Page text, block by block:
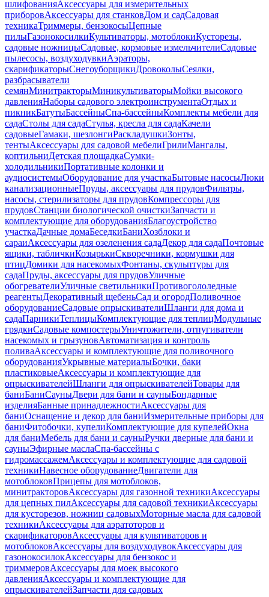
шлифованияАксессуары для измерительных
приборовАксессуары для станковДом и садСадовая
техникаТриммеры, бензокосыЦепные
пилыГазонокосилкиКультиваторы, мотоблокиКусторезы,
садовые ножницыСадовые, кормовые измельчителиСадовые
пылесосы, воздуходувкиАэраторы,
скарификаторыСнегоуборщикиДровоколыСеялки,
разбрасыватели
семянМинитракторыМиникультиваторыМойки высокого
давленияНаборы садового электроинструментаОтдых и
пикникБатутыБассейныСпа-бассейныКомплекты мебели для
садаСтолы для садаСтулья, кресла для садаКачели
садовыеГамаки, шезлонгиРаскладушкиЗонты,
тентыАксессуары для садовой мебелиГрилиМангалы,
коптильниДетская площадкаСумки-
холодильникиПортативные колонки и
аудиосистемыОборудование для участкаБытовые насосыЛюки
канализационныеПруды, аксессуары для прудовФильтры,
насосы, стерилизаторы для прудовКомпрессоры для
прудовСтанции биологической очисткиЗапчасти и
комплектующие для оборудованияБлагоустройство
участкаДачные домаБеседкиБаниХозблоки и
сараиАксессуары для озеленения садаДекор для садаПочтовые
ящики, табличкиКозырькиСкворечники, кормушки для
птицДомики для насекомыхФонтаны, скульптуры для
садаПруды, аксессуары для прудовУличные
обогревателиУличные светильникиПротивогололедные
реагентыДекоративный щебеньСад и огородПоливочное
оборудованиеСадовые опрыскивателиШланги для дома и
садаПарникиТеплицыКомплектующие для теплицМодульные
грядкиСадовые компостерыУничтожители, отпугиватели
насекомых и грызуновАвтоматизация и контроль
поливаАксессуары и комплектующие для поливочного
оборудованияУкрывные материалыБочки, баки
пластиковыеАксессуары и комплектующие для
опрыскивателейШланги для опрыскивателейТовары для
баниБаниСауныДвери для бани и сауныБондарные
изделияБанные принадлежностиАксессуары для
баниОснащение и декор для баниИзмерительные приборы для
баниФитобочки, купелиКомплектующие для купелейОкна
для баниМебель для бани и сауныРучки дверные для бани и
сауныЭфирные маслаСпа-бассейны с
гидромассажемАксессуары и комплектующие для садовой
техникиНавесное оборудованиеДвигатели для
мотоблоковПрицепы для мотоблоков,
минитракторовАксессуары для газонной техникиАксессуары
для цепных пилАксессуары для садовой техникиАксессуары
для кусторезов, ножниц садовыхМоторные масла для садовой
техникиАксессуары для аэратоторов и
скарификаторовАксессуары для культиваторов и
мотоблоковАксессуары для воздуходувокАксессуары для
газонокосилокАксессуары для бензокос и
триммеровАксессуары для моек высокого
давленияАксессуары и комплектующие для
опрыскивателейЗапчасти для садовых